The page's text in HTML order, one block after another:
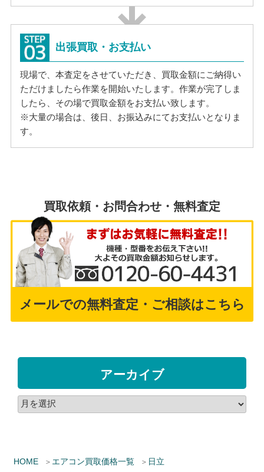
HOME エアコン買取価格一覧
日立
出張買取・お支払い
現場で、本査定をさせていただき、買取金額にご納得い
ただけましたら作業を開始いたします。作業が完了しま
したら、その場で買取金額をお支払い致します。
※大量の場合は、後日、お振込みにてお支払いとなりま
す。
買取依頼・お問合わせ・無料査定
メールでの無料査定・ご相談はこちら
アーカイブ